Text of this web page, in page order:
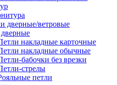
дверные/ветровые
накладные карточные
накладные обычные
бабочки без врезки
стрелы
петли